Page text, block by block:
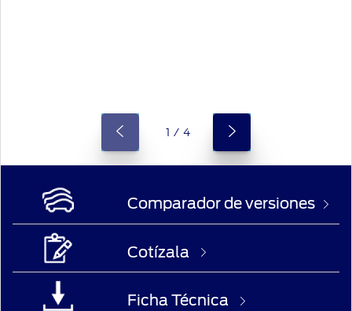
1 / 4
Comparador de versiones
Cotízala
Ficha Técnica